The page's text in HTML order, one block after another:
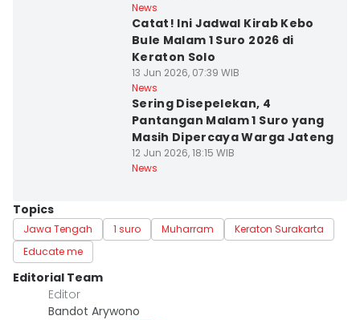
News
Catat! Ini Jadwal Kirab Kebo
Bule Malam 1 Suro 2026 di
Keraton Solo
13 Jun 2026, 07:39 WIB
News
Sering Disepelekan, 4
Pantangan Malam 1 Suro yang
Masih Dipercaya Warga Jateng
12 Jun 2026, 18:15 WIB
News
Topics
Jawa Tengah 1 suro Muharram
Keraton Surakarta
Educate me
Editorial Team
Editor
Bandot Arywono